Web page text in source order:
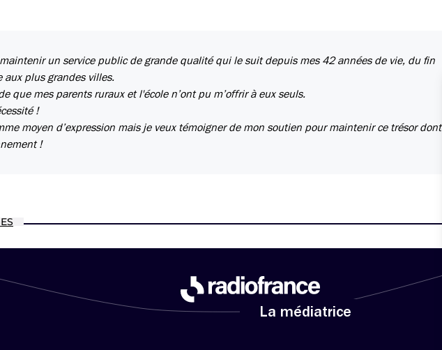
un service public de grande qualité qui le suit depuis mes 42 années de vie, du fin
aux plus grandes villes.
que mes parents ruraux et l'école n’ont pu m’offrir à eux seuls.
!
moyen d’expression mais je veux témoigner de mon soutien pour maintenir ce trésor dont
!
La médiatrice